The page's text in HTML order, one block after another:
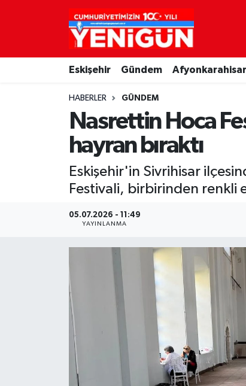
Eskişehir Gündem Afyonkarahisar
HABERLER GÜNDEM
Nasrettin Hoca
hayran bıraktı
Eskişehir'in Sivrihisar
Festivali, birbirinden renkli
05.07.2026 - 11:49
YAYINLANMA
Nöbetçi Eczaneler
Hava Durumu
Süper Lig Puan Durumu ve Fikstür
Tüm Manşetler
Son Dakika Haberleri
Haber Arşivi